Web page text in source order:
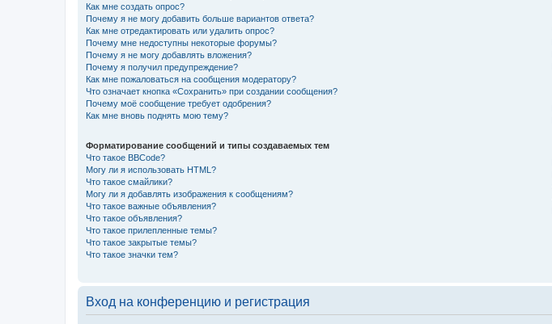
Как мне создать опрос?
Почему я не могу добавить больше вариантов ответа?
Как мне отредактировать или удалить опрос?
Почему мне недоступны некоторые форумы?
Почему я не могу добавлять вложения?
Почему я получил предупреждение?
Как мне пожаловаться на сообщения модератору?
Что означает кнопка «Сохранить» при создании сообщения?
Почему моё сообщение требует одобрения?
Как мне вновь поднять мою тему?
Форматирование сообщений и типы создаваемых тем
Что такое BBCode?
Могу ли я использовать HTML?
Что такое смайлики?
Могу ли я добавлять изображения к сообщениям?
Что такое важные объявления?
Что такое объявления?
Что такое прилепленные темы?
Что такое закрытые темы?
Что такое значки тем?
Вход на конференцию и регистрация